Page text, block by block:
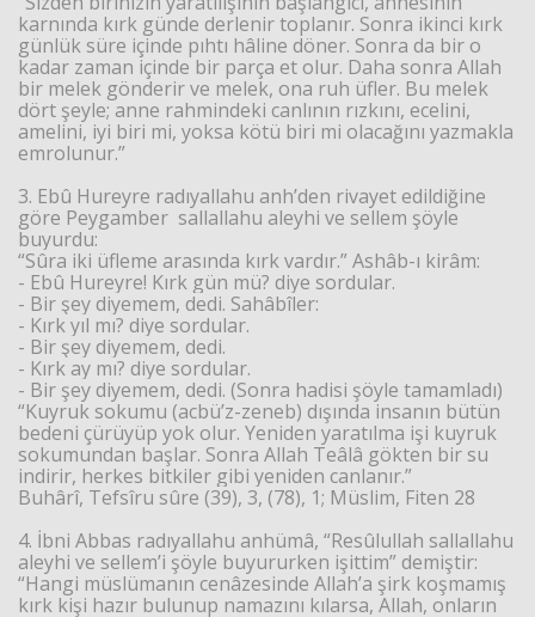
karnında kırk günde derlenir toplanır. Sonra ikinci kırk
günlük süre içinde pıhtı hâline döner. Sonra da bir o
kadar zaman içinde bir parça et olur. Daha sonra Allah
bir melek gönderir ve melek, ona ruh üfler. Bu melek
dört şeyle; anne rahmindeki canlının rızkını, ecelini,
amelini, iyi biri mi, yoksa kötü biri mi olacağını yazmakla
emrolunur.”
3. Ebû Hureyre radıyallahu anh’den rivayet edildiğine
göre Peygamber sallallahu aleyhi ve sellem şöyle
buyurdu:
“Sûra iki üfleme arasında kırk vardır.” Ashâb-ı kirâm:
- Ebû Hureyre! Kırk gün mü? diye sordular.
- Bir şey diyemem, dedi. Sahâbîler:
- Kırk yıl mı? diye sordular.
- Bir şey diyemem, dedi.
- Kırk ay mı? diye sordular.
- Bir şey diyemem, dedi. (Sonra hadisi şöyle tamamladı)
“Kuyruk sokumu (acbü’z-zeneb) dışında insanın bütün
bedeni çürüyüp yok olur. Yeniden yaratılma işi kuyruk
sokumundan başlar. Sonra Allah Teâlâ gökten bir su
indirir, herkes bitkiler gibi yeniden canlanır.”
Buhârî, Tefsîru sûre (39), 3, (78), 1; Müslim, Fiten 28
4. İbni Abbas radıyallahu anhümâ, “Resûlullah sallallahu
aleyhi ve sellem’i şöyle buyururken işittim” demiştir:
“Hangi müslümanın cenâzesinde Allah’a şirk koşmamış
kırk kişi hazır bulunup namazını kılarsa, Allah, onların